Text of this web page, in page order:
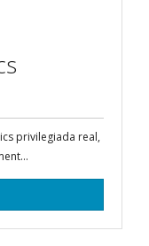
privilegiada real,